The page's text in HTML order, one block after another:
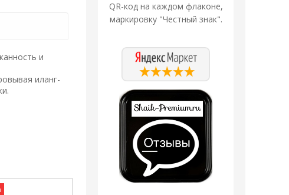
QR-код на каждом флаконе,
маркировку "Честный знак".
и
иланг-